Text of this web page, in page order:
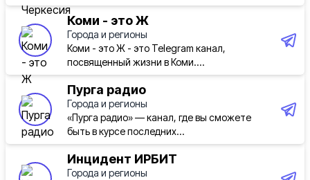
Коми - это Ж
Города и регионы
Коми - это Ж - это Telegram канал,
посвященный жизни в Коми....
Пурга радио
Города и регионы
«Пурга радио» — канал, где вы сможете
быть в курсе последних...
Инцидент ИРБИТ
Города и регионы